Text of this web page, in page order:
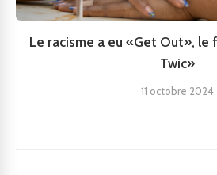
Le racisme a eu «Get Out», le
Twic»
11 octobre 2024